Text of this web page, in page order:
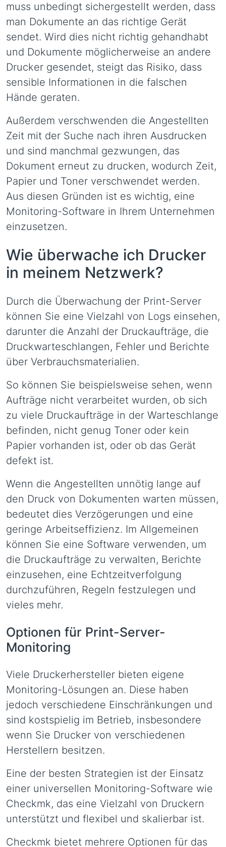
muss unbedingt sichergestellt werden, dass
man Dokumente an das richtige Gerät
sendet. Wird dies nicht richtig gehandhabt
und Dokumente möglicherweise an andere
Drucker gesendet, steigt das Risiko, dass
sensible Informationen in die falschen
Hände geraten.
Außerdem verschwenden die Angestellten
Zeit mit der Suche nach ihren Ausdrucken
und sind manchmal gezwungen, das
Dokument erneut zu drucken, wodurch Zeit,
Papier und Toner verschwendet werden.
Aus diesen Gründen ist es wichtig, eine
Monitoring-Software in Ihrem Unternehmen
einzusetzen.
Wie überwache ich Drucker
in meinem Netzwerk?
Durch die Überwachung der Print-Server
können Sie eine Vielzahl von Logs einsehen,
darunter die Anzahl der Druckaufträge, die
Druckwarteschlangen, Fehler und Berichte
über Verbrauchsmaterialien.
So können Sie beispielsweise sehen, wenn
Aufträge nicht verarbeitet wurden, ob sich
zu viele Druckaufträge in der Warteschlange
befinden, nicht genug Toner oder kein
Papier vorhanden ist, oder ob das Gerät
defekt ist.
Wenn die Angestellten unnötig lange auf
den Druck von Dokumenten warten müssen,
bedeutet dies Verzögerungen und eine
geringe Arbeitseffizienz. Im Allgemeinen
können Sie eine Software verwenden, um
die Druckaufträge zu verwalten, Berichte
einzusehen, eine Echtzeitverfolgung
durchzuführen, Regeln festzulegen und
vieles mehr.
Optionen für Print-Server-
Monitoring
Viele Druckerhersteller bieten eigene
Monitoring-Lösungen an. Diese haben
jedoch verschiedene Einschränkungen und
sind kostspielig im Betrieb, insbesondere
wenn Sie Drucker von verschiedenen
Herstellern besitzen.
Eine der besten Strategien ist der Einsatz
einer universellen Monitoring-Software wie
Checkmk, das eine Vielzahl von Druckern
unterstützt und flexibel und skalierbar ist.
Checkmk bietet mehrere Optionen für das